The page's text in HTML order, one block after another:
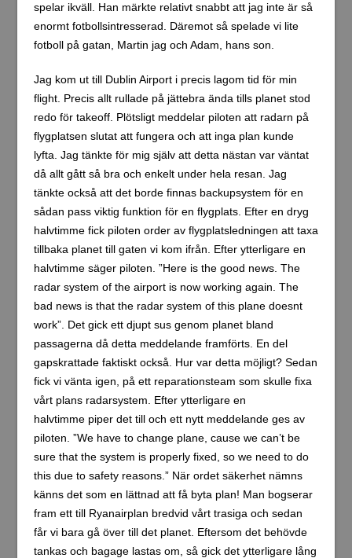
spelar ikväll. Han märkte relativt snabbt att jag inte är så
enormt fotbollsintresserad. Däremot så spelade vi lite
fotboll på gatan, Martin jag och Adam, hans son.
Jag kom ut till Dublin Airport i precis lagom tid för min
flight. Precis allt rullade på jättebra ända tills planet stod
redo för takeoff. Plötsligt meddelar piloten att radarn på
flygplatsen slutat att fungera och att inga plan kunde
lyfta. Jag tänkte för mig själv att detta nästan var väntat
då allt gått så bra och enkelt under hela resan. Jag
tänkte också att det borde finnas backupsystem för en
sådan pass viktig funktion för en flygplats. Efter en dryg
halvtimme fick piloten order av flygplatsledningen att taxa
tillbaka planet till gaten vi kom ifrån. Efter ytterligare en
halvtimme säger piloten. ”Here is the good news. The
radar system of the airport is now working again. The
bad news is that the radar system of this plane doesnt
work”. Det gick ett djupt sus genom planet bland
passagerna då detta meddelande framförts. En del
gapskrattade faktiskt också. Hur var detta möjligt? Sedan
fick vi vänta igen, på ett reparationsteam som skulle fixa
vårt plans radarsystem. Efter ytterligare en
halvtimme piper det till och ett nytt meddelande ges av
piloten. ”We have to change plane, cause we can’t be
sure that the system is properly fixed, so we need to do
this due to safety reasons.” När ordet säkerhet nämns
känns det som en lättnad att få byta plan! Man bogserar
fram ett till Ryanairplan bredvid vårt trasiga och sedan
får vi bara gå över till det planet. Eftersom det behövde
tankas och bagage lastas om, så gick det ytterligare lång